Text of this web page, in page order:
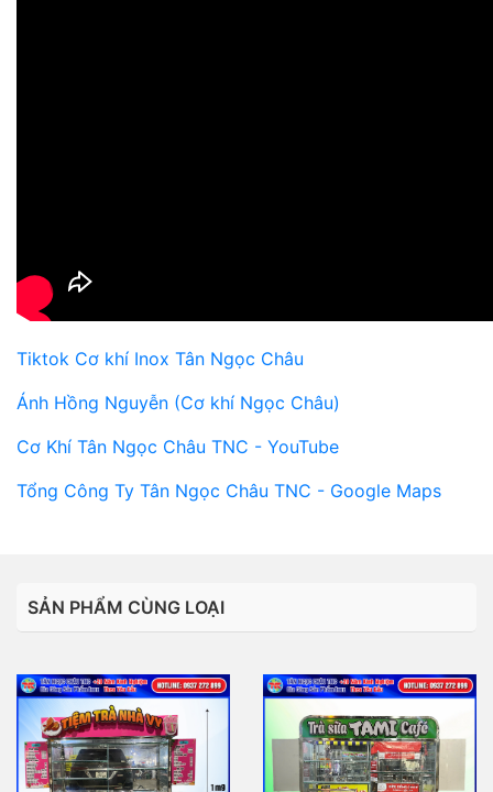
Tiktok Cơ khí Inox Tân Ngọc Châu
Ánh Hồng Nguyễn (Cơ khí Ngọc Châu)
Cơ Khí Tân Ngọc Châu TNC - YouTube
Tổng Công Ty Tân Ngọc Châu TNC - Google Maps
SẢN PHẨM CÙNG LOẠI